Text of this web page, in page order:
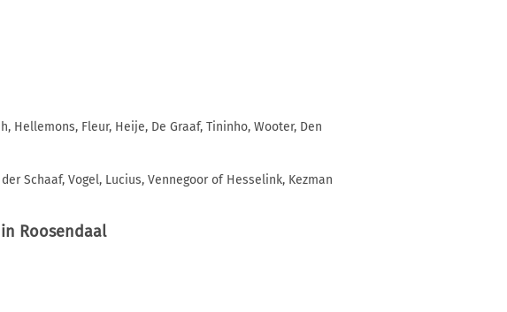
Hellemons, Fleur, Heije, De Graaf, Tininho, Wooter, Den
Schaaf, Vogel, Lucius, Vennegoor of Hesselink, Kezman
Roosendaal